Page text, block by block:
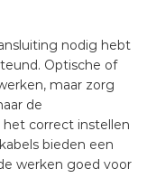
nodig hebt
Optische of
maar zorg
de
het correct instellen
bieden een
werken goed voor